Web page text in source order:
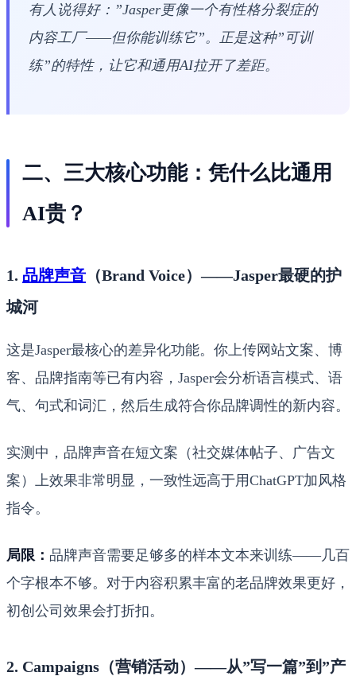
有人说得好：”Jasper更像一个有性格分裂症的
内容工厂——但你能训练它”。正是这种”可训
练”的特性，让它和通用AI拉开了差距。
二、三大核心功能：凭什么比通用
AI贵？
1. 品牌声音 （Brand Voice）——Jasper最硬的护
城河
这是Jasper最核心的差异化功能。你上传网站文案、博
客、品牌指南等已有内容，Jasper会分析语言模式、语
气、句式和词汇，然后生成符合你品牌调性的新内容。
实测中，品牌声音在短文案（社交媒体帖子、广告文
案）上效果非常明显，一致性远高于用ChatGPT加风格
指令。
局限： 品牌声音需要足够多的样本文本来训练——几百
个字根本不够。对于内容积累丰富的老品牌效果更好，
初创公司效果会打折扣。
2. Campaigns（营销活动）——从”写一篇”到”产